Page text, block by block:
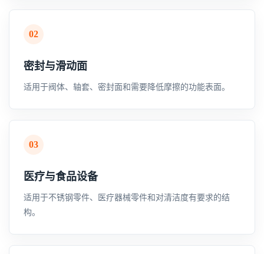
02
密封与滑动面
适用于阀体、轴套、密封面和需要降低摩擦的功能表面。
03
医疗与食品设备
适用于不锈钢零件、医疗器械零件和对清洁度有要求的结
构。